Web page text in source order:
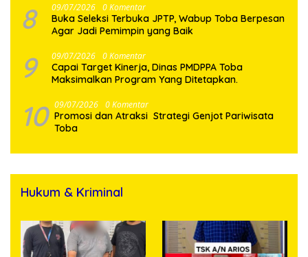
8 09/07/2026 0 Komentar
Buka Seleksi Terbuka JPTP, Wabup Toba Berpesan
Agar Jadi Pemimpin yang Baik
9 09/07/2026 0 Komentar
Capai Target Kinerja, Dinas PMDPPA Toba
Maksimalkan Program Yang Ditetapkan.
10 09/07/2026 0 Komentar
Promosi dan Atraksi Strategi Genjot Pariwisata
Toba
Hukum & Kriminal